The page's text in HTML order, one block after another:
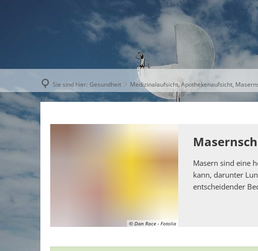
AKTUELLES
Sie sind hier: Gesundheit Medizinalaufsicht, Apothekenaufsicht,
© Dan Race - Fotolia
Masern sind eine
kann, darunter
entscheidender